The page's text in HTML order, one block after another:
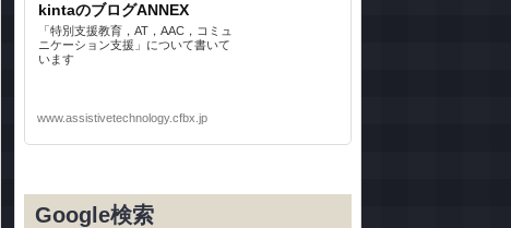
kintaのブログANNEX
「特別支援教育，AT，AAC，コミュ
ニケーション支援」について書いて
います
www.assistivetechnology.cfbx.jp
Google検索